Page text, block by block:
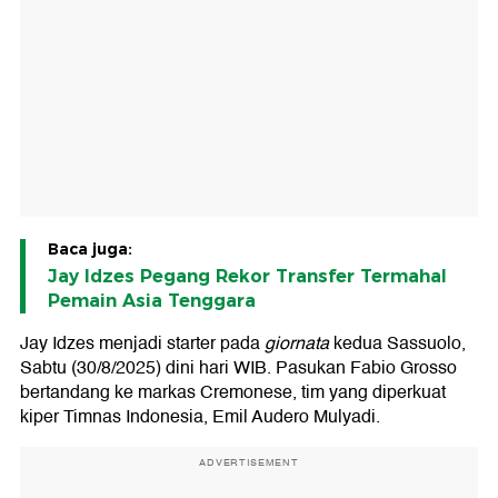
Baca juga:
Jay Idzes Pegang Rekor Transfer Termahal
Pemain Asia Tenggara
Jay Idzes menjadi starter padagiornatakedua Sassuolo,
Sabtu (30/8/2025) dini hari WIB. Pasukan Fabio Grosso
bertandang ke markas Cremonese, tim yang diperkuat
kiper Timnas Indonesia, Emil Audero Mulyadi.
ADVERTISEMENT